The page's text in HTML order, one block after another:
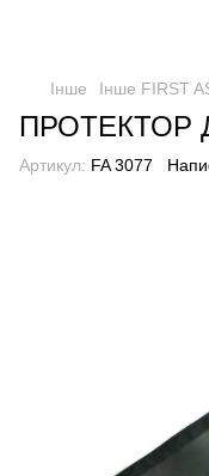
Інше Інше FIRST
ПРОТЕКТОР
Артикул: FA 3077